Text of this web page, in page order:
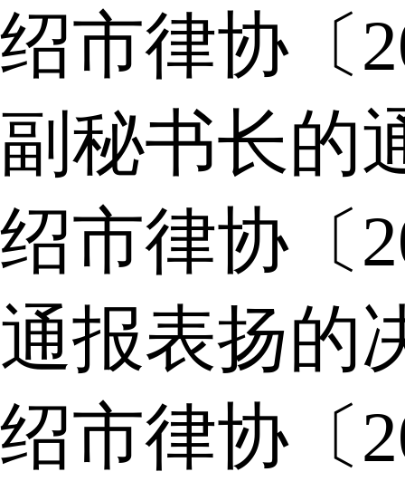
绍市律协〔
副秘书长的
绍市律协〔
通报表扬的
绍市律协〔